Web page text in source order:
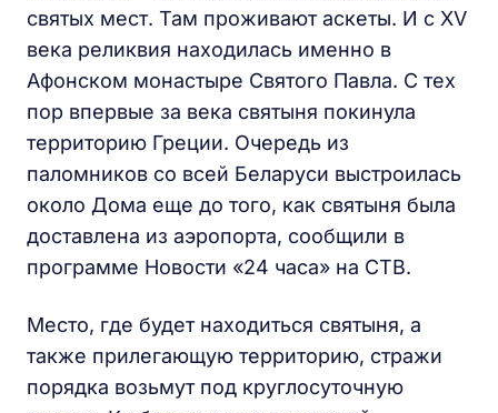
святых мест. Там проживают аскеты. И с XV
века реликвия находилась именно в
Афонском монастыре Святого Павла. С тех
пор впервые за века святыня покинула
территорию Греции. Очередь из
паломников со всей Беларуси выстроилась
около Дома еще до того, как святыня была
доставлена из аэропорта, сообщили в
программе Новости «24 часа» на СТВ.
Место, где будет находиться святыня, а
также прилегающую территорию, стражи
порядка возьмут под круглосуточную